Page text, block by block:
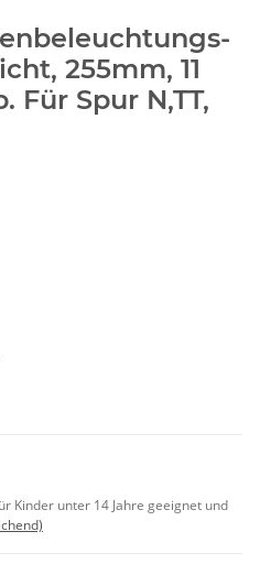
255mm, 11
Für Spur N,TT,
Kinder unter 14 Jahre geeignet und